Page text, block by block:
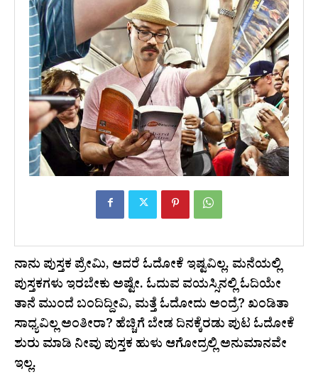
ನಾನು ಪುಸ್ತಕ ಪ್ರೇಮಿ, ಆದರೆ ಓದೋಕೆ ಇಷ್ಟವಿಲ್ಲ. ಮನೆಯಲ್ಲಿ
ಪುಸ್ತಕಗಳು ಇರಬೇಕು ಅಷ್ಟೇ. ಓದುವ ವಯಸ್ಸಿನಲ್ಲಿ ಓದಿಯೇ
ತಾನೆ ಮುಂದೆ ಬಂದಿದ್ದೀವಿ, ಮತ್ತೆ ಓದೋದು ಅಂದ್ರೆ? ಖಂಡಿತಾ
ಸಾಧ್ಯವಿಲ್ಲ ಅಂತೀರಾ? ಹೆಚ್ಚಿಗೆ ಬೇಡ ದಿನಕ್ಕೆರಡು ಪುಟ ಓದೋಕೆ
ಶುರು ಮಾಡಿ ನೀವು ಪುಸ್ತಕ ಹುಳು ಆಗೋದ್ರಲ್ಲಿ ಅನುಮಾನವೇ
ಇಲ್ಲ.